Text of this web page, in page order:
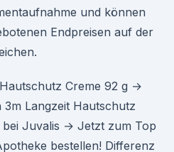
und können
Endpreisen auf der
Creme 92 g →
Langzeit Hautschutz
Juvalis → Jetzt zum Top
bestellen! Differenz